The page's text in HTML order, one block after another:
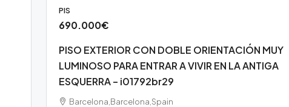
PIS
690.000€
PISO EXTERIOR CON DOBLE ORIENTACIÓN MUY
LUMINOSO PARA ENTRAR A VIVIR EN LA ANTIGA
ESQUERRA – i01792br29
Barcelona,Barcelona,Spain